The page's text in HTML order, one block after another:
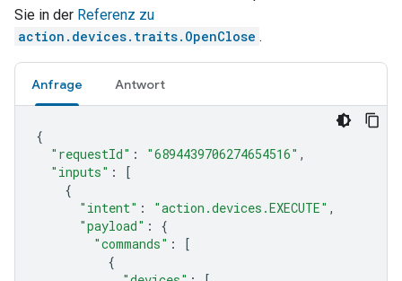
Sie in der Referenz zu
action.devices.traits.OpenClose .
Anfrage Antwort
{
"requestId" : "6894439706274654516" ,
"inputs" :
[
{
"intent" : "action.devices.EXECUTE" ,
"payload" :
{
"commands" :
[
{